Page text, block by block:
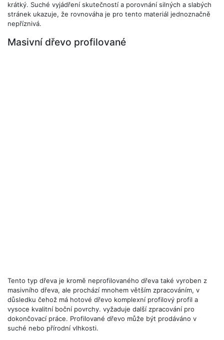
krátký. Suché vyjádření skutečností a porovnání silných a slabých
stránek ukazuje, že rovnováha je pro tento materiál jednoznačně
nepříznivá.
Masivní dřevo profilované
Tento typ dřeva je kromě neprofilovaného dřeva také vyroben z
masivního dřeva, ale prochází mnohem větším zpracováním, v
důsledku čehož má hotové dřevo komplexní profilový profil a
vysoce kvalitní boční povrchy. vyžaduje další zpracování pro
dokončovací práce. Profilované dřevo může být prodáváno v
suché nebo přírodní vlhkosti.